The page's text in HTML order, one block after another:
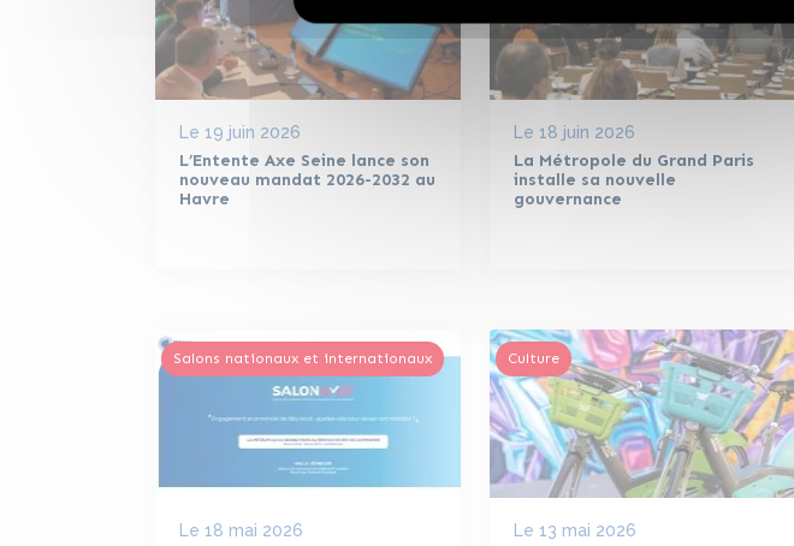
L’Entente Axe Seine lance son
nouveau mandat 2026-2032 au
Havre
Le 19 juin 2026
La Métropole du Grand Paris
installe sa nouvelle
gouvernance
Le 18 juin 2026
Le 18 mai 2026
Salons nationaux et internationaux
Le 13 mai 2026
Culture